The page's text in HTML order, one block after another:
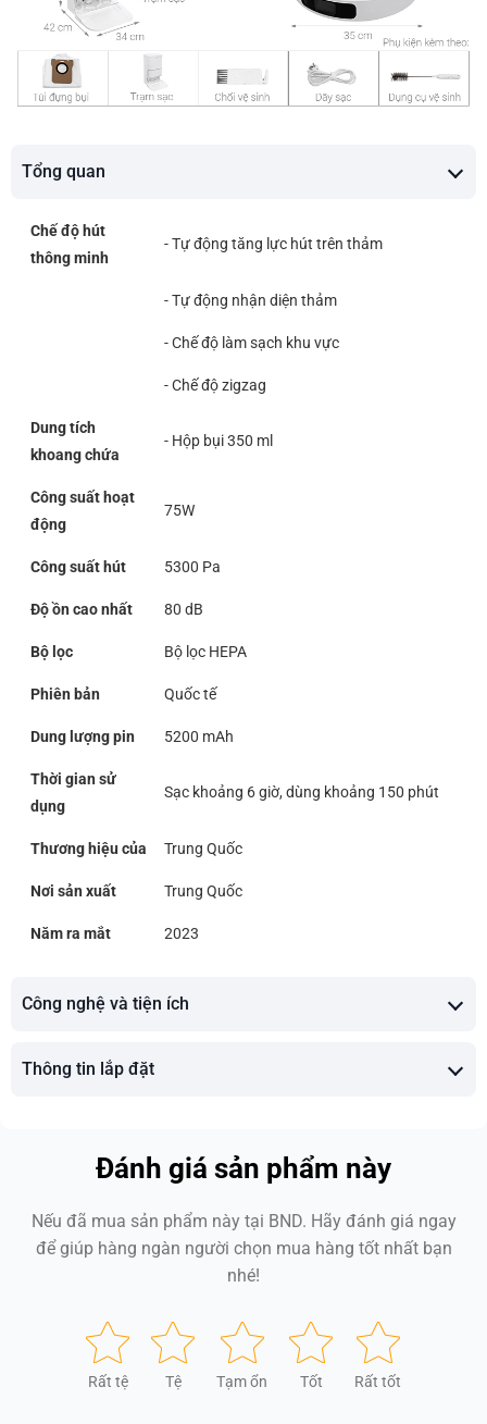
Tổng quan
Chế độ hút
thông minh
- Tự động tăng lực hút trên thảm
- Tự động nhận diện thảm
- Chế độ làm sạch khu vực
- Chế độ zigzag
Dung tích
khoang chứa
- Hộp bụi 350 ml
Công suất hoạt
động
75W
Công suất hút 5300 Pa
Độ ồn cao nhất 80 dB
Bộ lọc Bộ lọc HEPA
Phiên bản Quốc tế
Dung lượng pin 5200 mAh
Thời gian sử
dụng
Sạc khoảng 6 giờ, dùng khoảng 150 phút
Thương hiệu của Trung Quốc
Nơi sản xuất Trung Quốc
Năm ra mắt 2023
Công nghệ và tiện ích
Thông tin lắp đặt
Đánh giá sản phẩm này
Nếu đã mua sản phẩm này tại BND. Hãy đánh giá ngay
để giúp hàng ngàn người chọn mua hàng tốt nhất bạn
nhé!
Rất tệ Tệ Tạm ổn Tốt Rất tốt